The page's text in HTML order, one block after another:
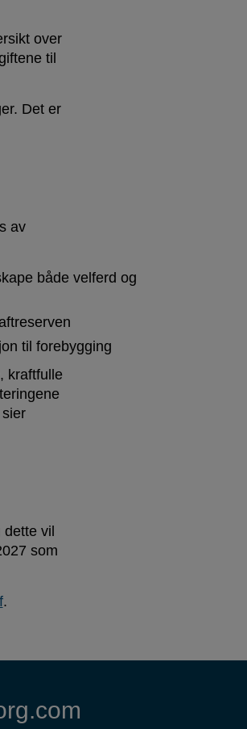
over
til
Det er
av
både velferd og
til forebygging
kraftfulle
dette vil
som
.